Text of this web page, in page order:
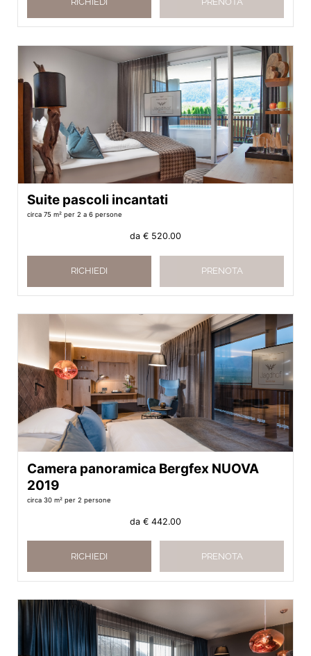
Suite pascoli incantati
circa 75 m² per 2 a 6 persone
da € 520.00
RICHIEDI PRENOTA
Camera panoramica Bergfex NUOVA
2019
circa 30 m² per 2 persone
da € 442.00
RICHIEDI PRENOTA